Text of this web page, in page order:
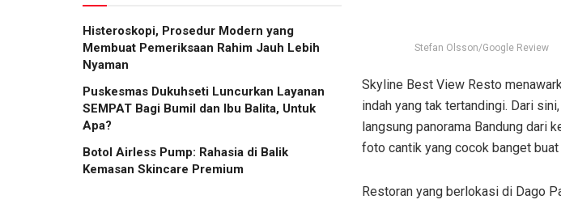
Histeroskopi, Prosedur Modern yang
Membuat Pemeriksaan Rahim Jauh Lebih
Nyaman
Puskesmas Dukuhseti Luncurkan Layanan
SEMPAT Bagi Bumil dan Ibu Balita, Untuk
Apa?
Botol Airless Pump: Rahasia di Balik
Kemasan Skincare Premium
Stefan Olsson/Google Review
Skyline Best View Resto
indah yang tak tertandingi. Dari
langsung panorama Bandung dari
foto cantik yang cocok banget
Restoran yang berlokasi di Dago